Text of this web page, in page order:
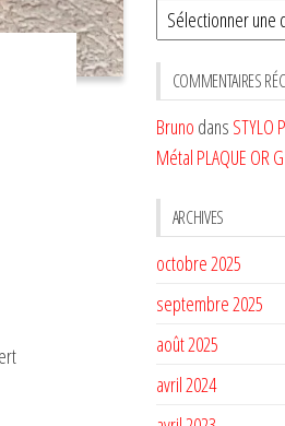
Sélectionnez
une
CATÉGORIE
COMMENTAIRES
Bruno dans STYLO
Métal PLAQUE OR
ARCHIVES
octobre 2025
septembre 2025
août 2025
avril 2024